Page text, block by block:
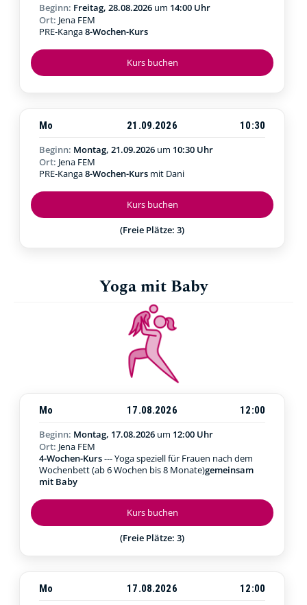
Kurs buchen
Beginn: Freitag, 28.08.2026 um 14:00 Uhr
Ort: Jena FEM
PRE-Kanga8-Wochen-Kurs
Kurs buchen
(Freie Plätze: 3)
Mo 21.09.2026
10:30
Beginn: Montag, 21.09.2026 um 10:30 Uhr
Ort: Jena FEM
PRE-Kanga8-Wochen-Kurs mit Dani
Yoga mit Baby
Kurs buchen
(Freie Plätze: 3)
Mo 17.08.2026
12:00
Beginn: Montag, 17.08.2026 um 12:00 Uhr
Ort: Jena FEM
4-Wochen-Kurs--- Yoga speziell für Frauen nach dem
Wochenbett (ab 6 Wochen bis 8 Monate)gemeinsam
mit Baby
Mo 17.08.2026
12:00